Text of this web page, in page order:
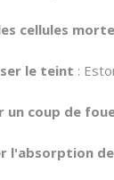
cellules
le teint :
un coup de
l'absorption